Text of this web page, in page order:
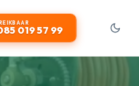
019 57 99